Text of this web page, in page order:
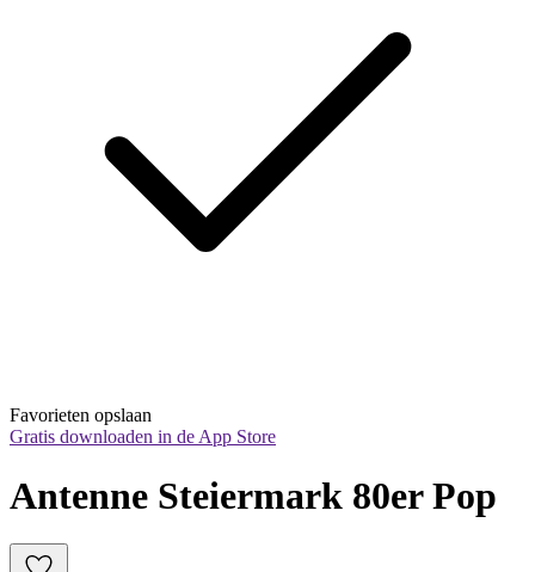
Favorieten opslaan
Gratis downloaden in de App Store
Antenne Steiermark 80er Pop